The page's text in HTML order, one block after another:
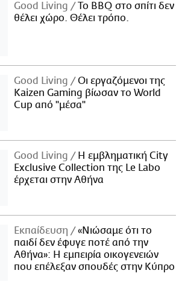
Good Living
Το BBQ στο σπίτι δεν
θέλει χώρο. Θέλει τρόπο.
Good Living
Οι εργαζόμενοι της
Kaizen Gaming βίωσαν το World
Cup από "μέσα"
Good Living
Η εμβληματική City
Exclusive Collection της Le Labo
έρχεται στην Αθήνα
Εκπαίδευση
«Νιώσαμε ότι το
παιδί δεν έφυγε ποτέ από την
Αθήνα»: Η εμπειρία οικογενειών
που επέλεξαν σπουδές στην Κύπρο